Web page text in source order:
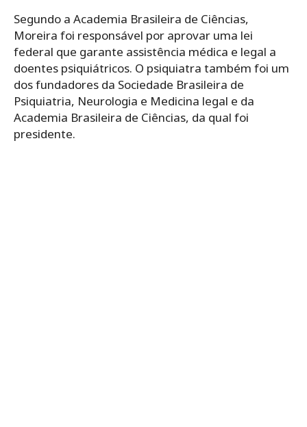
Segundo a Academia Brasileira de Ciências,
Moreira foi responsável por aprovar uma lei
federal que garante assistência médica e legal a
doentes psiquiátricos. O psiquiatra também foi um
dos fundadores da Sociedade Brasileira de
Psiquiatria, Neurologia e Medicina legal e da
Academia Brasileira de Ciências, da qual foi
presidente.